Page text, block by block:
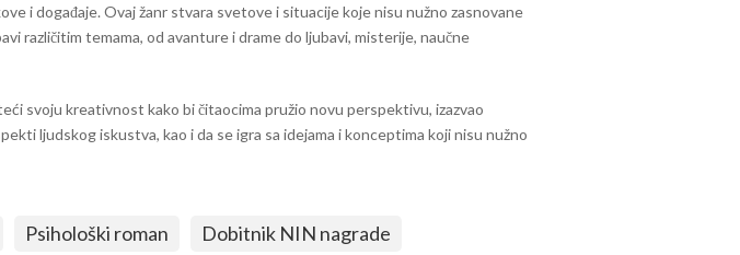
i događaje. Ovaj žanr stvara svetove i situacije koje nisu nužno zasnovane
različitim temama, od avanture i drame do ljubavi, misterije, naučne
svoju kreativnost kako bi čitaocima pružio novu perspektivu, izazvao
ljudskog iskustva, kao i da se igra sa idejama i konceptima koji nisu nužno
Psihološki roman
Dobitnik NIN nagrade